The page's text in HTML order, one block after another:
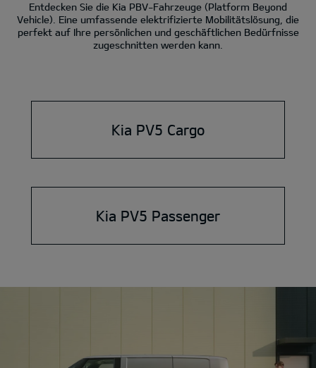
Entdecken Sie die Kia PBV-Fahrzeuge (Platform Beyond
Vehicle). Eine umfassende elektrifizierte Mobilitätslösung, die
perfekt auf Ihre persönlichen und geschäftlichen Bedürfnisse
zugeschnitten werden kann.
Kia PV5 Cargo
Kia PV5 Passenger